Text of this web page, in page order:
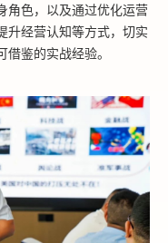
角色，以及通过优化运营
升经营认知等方式，切实
鉴的实战经验。